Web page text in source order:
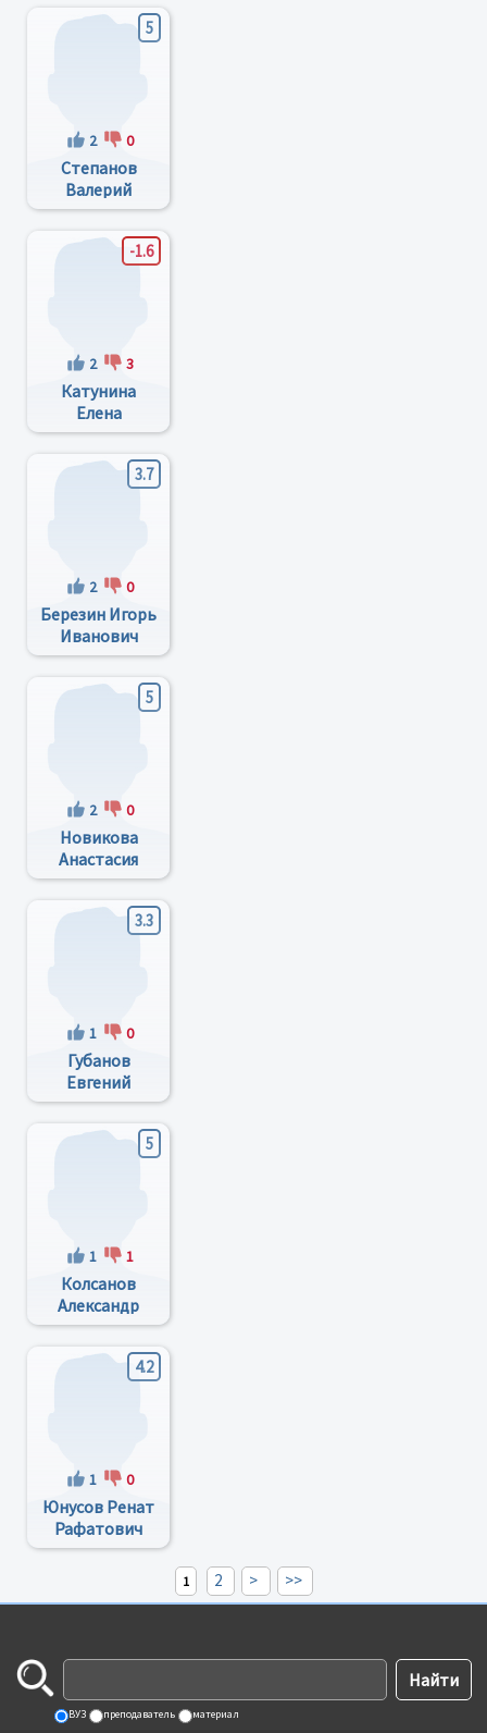
5
2 0
Степанов
Валерий
Константинович
-1.6
2 3
Катунина
Елена
Евгеньевна
3.7
2 0
Березин Игорь
Иванович
5
2 0
Новикова
Анастасия
Федоровна
3.3
1 0
Губанов
Евгений
Сергеевич
5
1 1
Колсанов
Александр
Владимирович
4.2
1 0
Юнусов Ренат
Рафатович
1 2 > >>
ВУЗ преподаватель материал